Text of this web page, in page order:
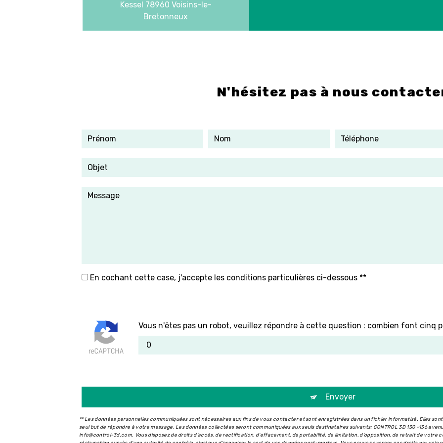
Kessel 78960 Voisins-le-
Bretonneux
N'hésitez pas à nous
En cochant cette case, j'accepte les conditions particulières ci-dessous **
Vous n'êtes pas un robot, veuillez répondre à cette question : combien font cinq
Envoyer
** Les données personnelles communiquées sont nécessaires aux fins de vous contacter et sont enregistrées dans un fichier informatisé. Elles
seul but de répondre à votre message. Les données collectées seront communiquées aux seuls destinataires suivants: CONTROL 3D 130 -136
info@control-3d.com. Vous disposez de droits d’accès, de rectification, d’effacement, de portabilité, de limitation, d’opposition, de retrait de votre